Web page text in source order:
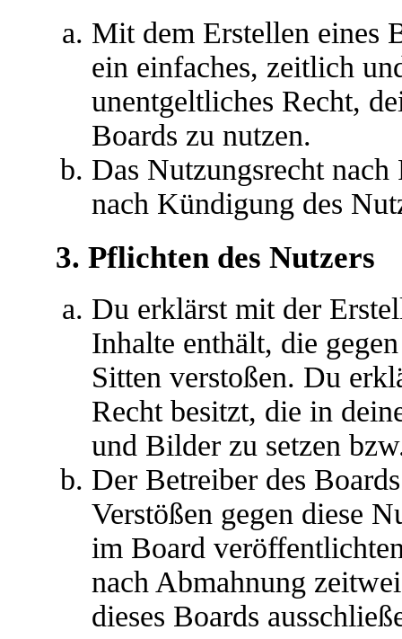
Mit dem Erstellen eines
ein einfaches, zeitlich
unentgeltliches Recht,
Boards zu nutzen.
Das Nutzungsrecht
nach Kündigung des
3. Pflichten des Nutzers
Du erklärst mit der
Inhalte enthält, die
Sitten verstoßen. Du
Recht besitzt, die in
und Bilder zu setzen
Der Betreiber des
Verstößen gegen diese
im Board
nach Abmahnung
dieses Boards